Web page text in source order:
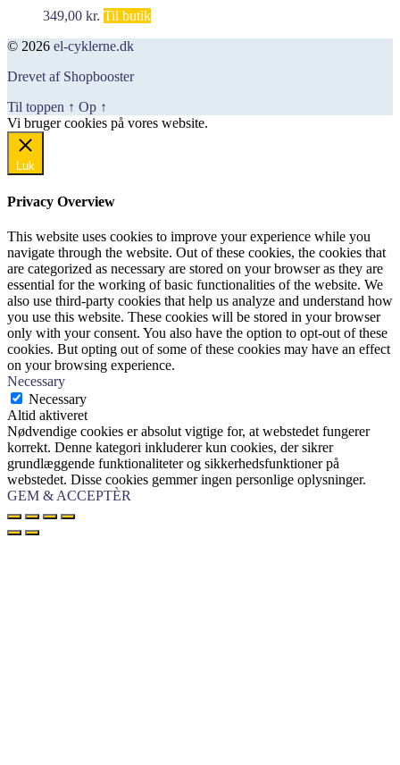
349,00 kr. Til butik
© 2026 el-cyklerne.dk
Drevet af Shopbooster
Til toppen ↑ Op ↑
Vi bruger cookies på vores website.
Luk
Privacy Overview
This website uses cookies to improve your experience while you
navigate through the website. Out of these cookies, the cookies that
are categorized as necessary are stored on your browser as they are
essential for the working of basic functionalities of the website. We
also use third-party cookies that help us analyze and understand how
you use this website. These cookies will be stored in your browser
only with your consent. You also have the option to opt-out of these
cookies. But opting out of some of these cookies may have an effect
on your browsing experience.
Necessary
Necessary
Altid aktiveret
Nødvendige cookies er absolut vigtige for, at webstedet fungerer
korrekt. Denne kategori inkluderer kun cookies, der sikrer
grundlæggende funktionaliteter og sikkerhedsfunktioner på
webstedet. Disse cookies gemmer ingen personlige oplysninger.
GEM & ACCEPTÈR